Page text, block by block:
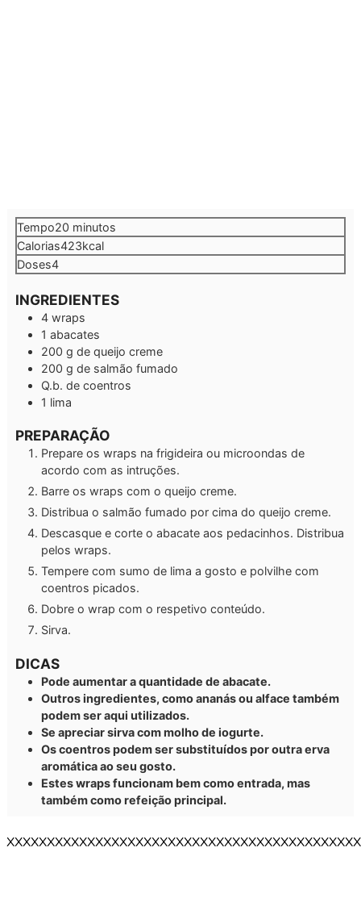
Tempo20 minutos
minutos
Calorias423kcal
Doses4
INGREDIENTES
4 wraps
1 abacates
200 g de queijo creme
200 g de salmão fumado
Q.b. de coentros
1 lima
PREPARAÇÃO
Prepare os wraps na frigideira ou microondas de
acordo com as intruções.
Barre os wraps com o queijo creme.
Distribua o salmão fumado por cima do queijo creme.
Descasque e corte o abacate aos pedacinhos. Distribua
pelos wraps.
Tempere com sumo de lima a gosto e polvilhe com
coentros picados.
Dobre o wrap com o respetivo conteúdo.
Sirva.
DICAS
Pode aumentar a quantidade de abacate.
Outros ingredientes, como ananás ou alface também
podem ser aqui utilizados.
Se apreciar sirva com molho de iogurte.
Os coentros podem ser substituídos por outra erva
aromática ao seu gosto.
Estes wraps funcionam bem como entrada, mas
também como refeição principal.